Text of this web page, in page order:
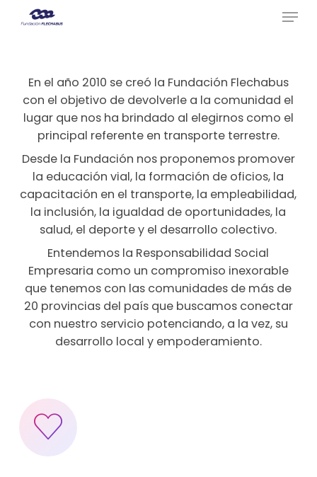
Menu
En el año 2010 se creó la Fundación Flechabus
con el objetivo de devolverle a la comunidad el
lugar que nos ha brindado al elegirnos como el
principal referente en transporte terrestre.
Desde la Fundación nos proponemos promover
la educación vial, la formación de oficios, la
capacitación en el transporte, la empleabilidad,
la inclusión, la igualdad de oportunidades, la
salud, el deporte y el desarrollo colectivo.
Entendemos la Responsabilidad Social
Empresaria como un compromiso inexorable
que tenemos con las comunidades de más de
20 provincias del país que buscamos conectar
con nuestro servicio potenciando, a la vez, su
desarrollo local y empoderamiento.